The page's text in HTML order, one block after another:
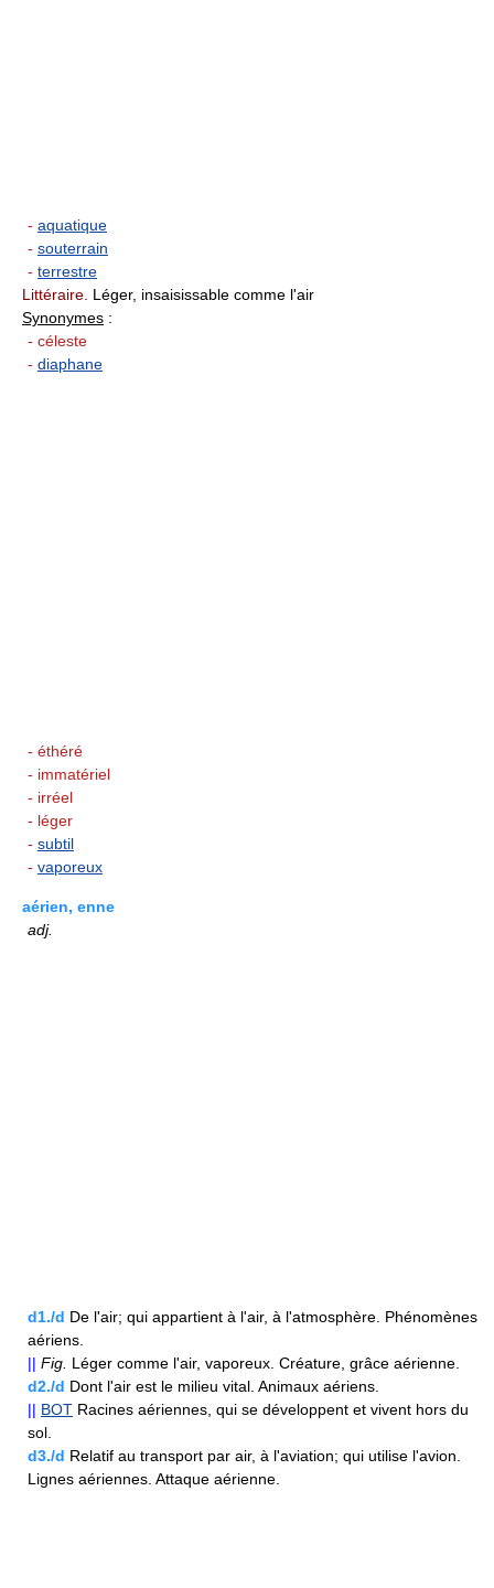
- aquatique
- souterrain
- terrestre
Littéraire. Léger, insaisissable comme l'air
Synonymes :
- céleste
- diaphane
- éthéré
- immatériel
- irréel
- léger
- subtil
- vaporeux
aérien, enne
adj.
d1./d De l'air; qui appartient à l'air, à l'atmosphère. Phénomènes
aériens.
|| Fig. Léger comme l'air, vaporeux. Créature, grâce aérienne.
d2./d Dont l'air est le milieu vital. Animaux aériens.
|| BOT Racines aériennes, qui se développent et vivent hors du
sol.
d3./d Relatif au transport par air, à l'aviation; qui utilise l'avion.
Lignes aériennes. Attaque aérienne.